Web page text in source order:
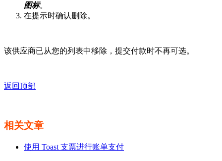
图标。
在提示时确认删除。
该供应商已从您的列表中移除，提交付款时不再可选。
返回顶部
相关文章
使用 Toast 支票进行账单支付